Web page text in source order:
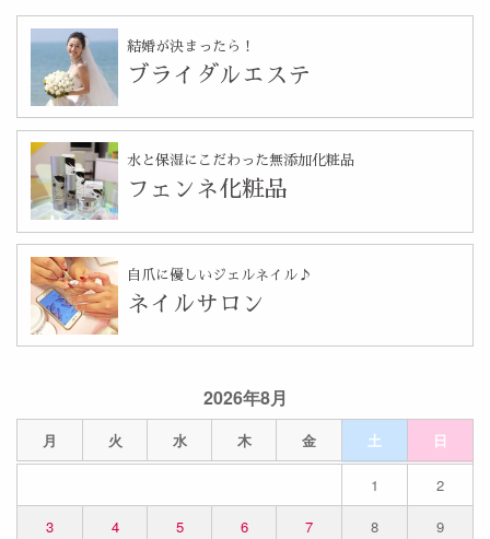
2026年8月
月 火 水 木 金 土 日
1
2
3
4 5 6 7 8
9
結婚が決まったら！
ブライダルエステ
水と保湿にこだわった無添加化粧品
フェンネ化粧品
自爪に優しいジェルネイル♪
ネイルサロン